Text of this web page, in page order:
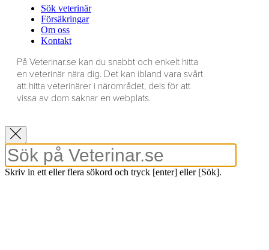
Sök veterinär
Försäkringar
Om oss
Kontakt
På Veterinar.se kan du snabbt och enkelt hitta
en veterinär nära dig. Det kan ibland vara svårt
att hitta veterinärer i närområdet, dels för att
vissa av dom saknar en webplats.
Skriv in ett eller flera sökord och tryck [enter] eller [Sök].